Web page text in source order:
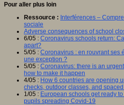
Pour aller plus loin
Ressource : Interférences –
sociale
Adverse consequences of school
6/05 : Coronavirus schools return:
apart?
5/05 : Coronavirus : en rouvrant ses
une exception ?
5/05 : Coronavirus: there is an
how to make it happen
4/05 : How 6 countries are opening
checks, outdoor classes, and
1/05 : European schools get ready
pupils spreading Covid-19